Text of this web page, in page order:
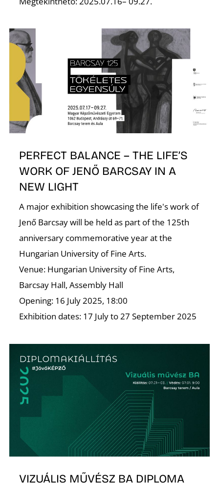
PERFECT BALANCE – THE LIFE’S
WORK OF JENŐ BARCSAY IN A
NEW LIGHT
A major exhibition showcasing the life's work of
Jenő Barcsay will be held as part of the 125th
anniversary commemorative year at the
Hungarian University of Fine Arts.
Venue: Hungarian University of Fine Arts,
Barcsay Hall, Assembly Hall
Opening: 16 July 2025, 18:00
Exhibition dates: 17 July to 27 September 2025
VIZUÁLIS MŰVÉSZ BA DIPLOMA